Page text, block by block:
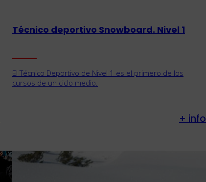
Técnico deportivo Snowboard. Nivel 1
El Técnico Deportivo de Nivel 1 es el primero de los
cursos de un ciclo medio.
+ info